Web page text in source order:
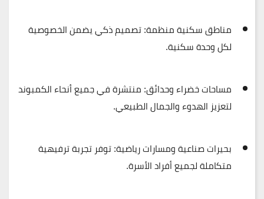
مناطق سكنية منظمة:تصميم ذكي يضمن الخصوصية
لكل وحدة سكنية.
مساحات خضراء وحدائق: منتشرة في جميع أنحاء الكمبوند
لتعزيز الهدوء والجمال الطبيعي.
بحيرات صناعية ومسارات رياضية:توفر تجربة ترفيهية
متكاملة لجميع أفراد الأسرة.